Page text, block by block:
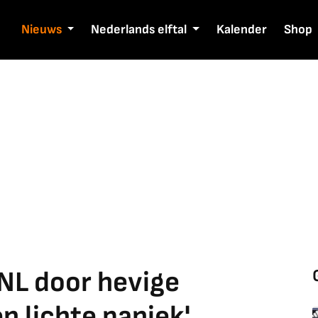
Nieuws Nederlands elftal Kalender Shop
door hevige